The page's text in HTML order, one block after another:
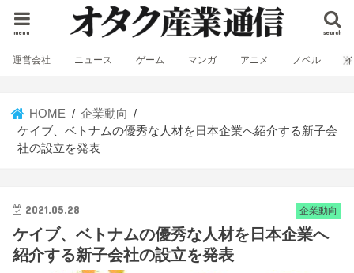
search
menu
運営会社 ニュース ゲーム マンガ アニメ ノベル
HOME
企業動向
ケイブ、ベトナムの優秀な人材を日本企業へ紹介する新子会
社の設立を発表
企業動向
2021.05.28
ケイブ、ベトナムの優秀な人材を日本企業へ
紹介する新子会社の設立を発表